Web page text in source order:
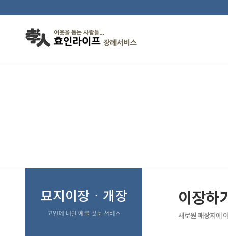
묘지이장ㆍ개장
고인에 대한 예를 갖춘 서비스
이장하
새로원 매장지에